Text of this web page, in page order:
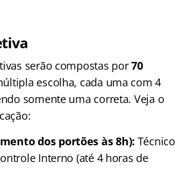
serão compostas por70
escolha, cada uma com 4
somente uma correta. Veja o
dos portões às 8h): Técnico
Interno (até 4 horas de